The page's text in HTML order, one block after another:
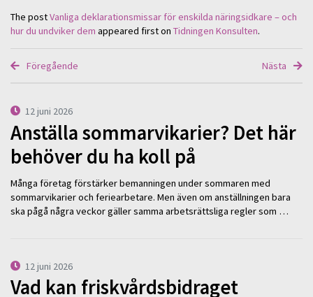
The postVanliga deklarationsmissar för enskilda näringsidkare – och
hur du undviker dem appeared first on Tidningen Konsulten.
Föregående Nästa
12 juni 2026
Anställa sommarvikarier? Det här
behöver du ha koll på
Många företag förstärker bemanningen under sommaren med
sommarvikarier och feriearbetare. Men även om anställningen bara
ska pågå några veckor gäller samma arbetsrättsliga regler som …
12 juni 2026
Vad kan friskvårdsbidraget